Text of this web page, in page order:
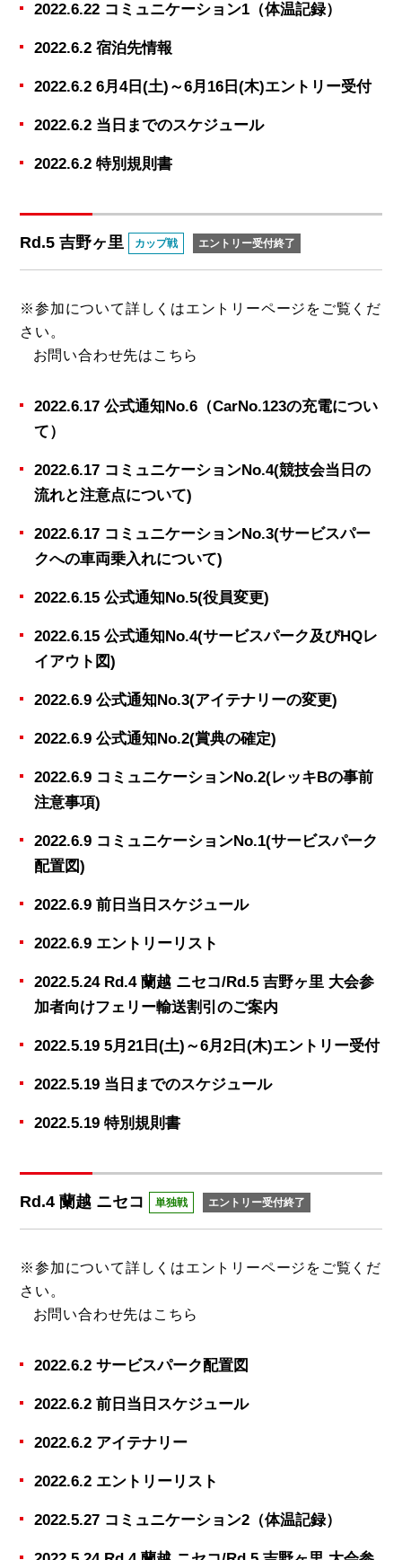
2022.6.22 コミュニケーション1（体温記録）
2022.6.2 宿泊先情報
2022.6.2 6月4日(土)～6月16日(木)エントリー受付
2022.6.2 当日までのスケジュール
2022.6.2 特別規則書
Rd.5 吉野ヶ里 カップ戦 エントリー受付終了
※参加について詳しくはエントリーページ をご覧くだ
さい。
お問い合わせ先は こちら
2022.6.17 公式通知No.6（CarNo.123の充電につい
て）
2022.6.17 コミュニケーションNo.4(競技会当日の
流れと注意点について)
2022.6.17 コミュニケーションNo.3(サービスパー
クへの車両乗入れについて)
2022.6.15 公式通知No.5(役員変更)
2022.6.15 公式通知No.4(サービスパーク及びHQレ
イアウト図)
2022.6.9 公式通知No.3(アイテナリーの変更)
2022.6.9 公式通知No.2(賞典の確定)
2022.6.9 コミュニケーションNo.2(レッキBの事前
注意事項)
2022.6.9 コミュニケーションNo.1(サービスパーク
配置図)
2022.6.9 前日当日スケジュール
2022.6.9 エントリーリスト
2022.5.24 Rd.4 蘭越 ニセコ/Rd.5 吉野ヶ里 大会参
加者向けフェリー輸送割引のご案内
2022.5.19 5月21日(土)～6月2日(木)エントリー受付
2022.5.19 当日までのスケジュール
2022.5.19 特別規則書
Rd.4 蘭越 ニセコ 単独戦 エントリー受付終了
※参加について詳しくはエントリーページ をご覧くだ
さい。
お問い合わせ先は こちら
2022.6.2 サービスパーク配置図
2022.6.2 前日当日スケジュール
2022.6.2 アイテナリー
2022.6.2 エントリーリスト
2022.5.27 コミュニケーション2（体温記録）